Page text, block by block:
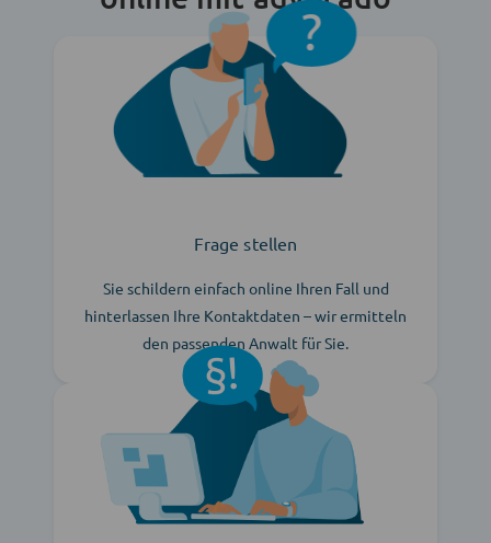
Frage stellen
Sie schildern einfach online Ihren Fall und
hinterlassen Ihre Kontaktdaten – wir ermitteln
den passenden Anwalt für Sie.